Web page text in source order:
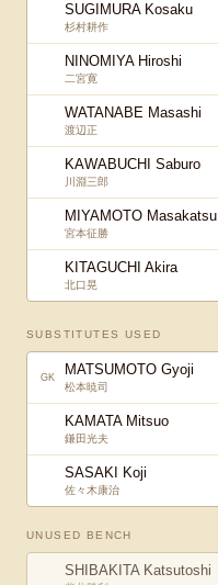
SUGIMURA Kosaku
杉村耕作
NINOMIYA Hiroshi
二宮寛
WATANABE Masashi
渡辺正
KAWABUCHI Saburo
川淵三郎
MIYAMOTO Masakatsu
宮本征勝
KITAGUCHI Akira
北口晃
SUBSTITUTES USED
GK MATSUMOTO Gyoji
松本暁司
KAMATA Mitsuo
鎌田光夫
SASAKI Koji
佐々木康治
UNUSED BENCH
SHIBAKITA Katsutoshi